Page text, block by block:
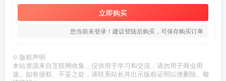
立即购买
您当前未登录！建议登陆后购买，可保存购买订单
© 版权声明
本站资源来自互联网收集，仅供用于学习和交流，请勿用于商业用
途。如有侵权、不妥之处，请联系站长并出示版权证明以便删除。敬